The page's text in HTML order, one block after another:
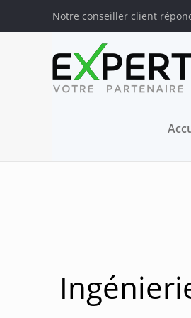
Notre conseiller client